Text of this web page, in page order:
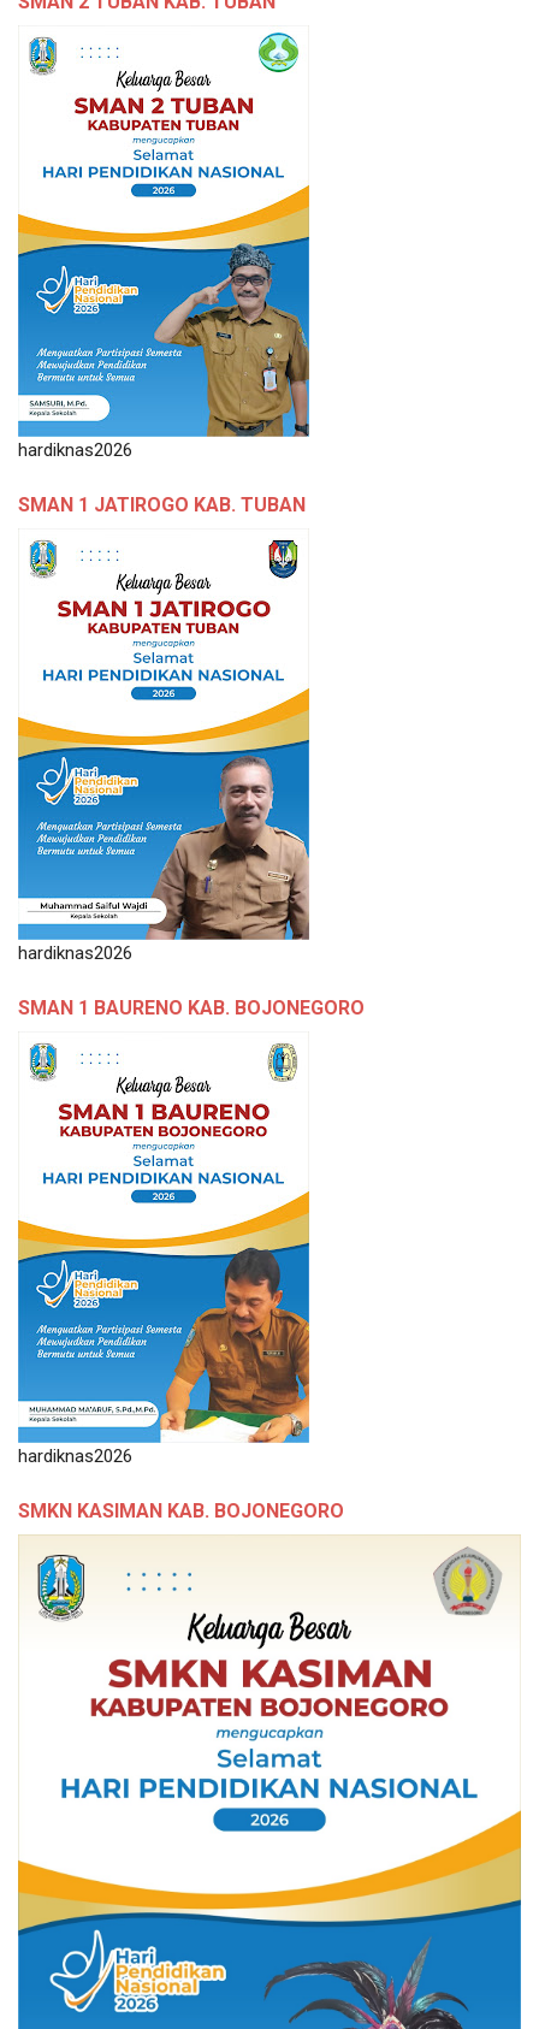
hardiknas2026
SMAN 1 JATIROGO KAB. TUBAN
hardiknas2026
SMAN 1 BAURENO KAB. BOJONEGORO
hardiknas2026
SMKN KASIMAN KAB. BOJONEGORO